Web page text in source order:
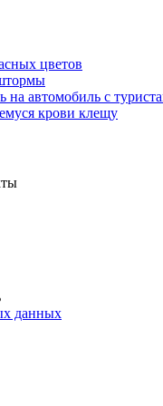
цветов
на автомобиль с
крови клещу
данных